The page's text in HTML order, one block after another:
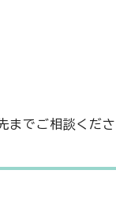
までご相談くださ